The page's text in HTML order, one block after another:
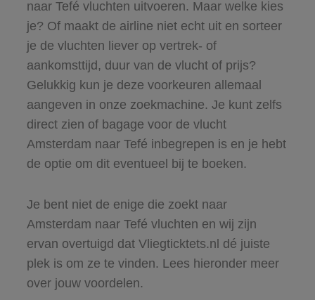
naar Tefé vluchten uitvoeren. Maar welke kies
je? Of maakt de airline niet echt uit en sorteer
je de vluchten liever op vertrek- of
aankomsttijd, duur van de vlucht of prijs?
Gelukkig kun je deze voorkeuren allemaal
aangeven in onze zoekmachine. Je kunt zelfs
direct zien of bagage voor de vlucht
Amsterdam naar Tefé inbegrepen is en je hebt
de optie om dit eventueel bij te boeken.
Je bent niet de enige die zoekt naar
Amsterdam naar Tefé vluchten en wij zijn
ervan overtuigd dat Vliegticktets.nl dé juiste
plek is om ze te vinden. Lees hieronder meer
over jouw voordelen.